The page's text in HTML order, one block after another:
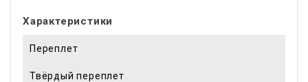
Характеристики
Переплет
Твёрдый переплет